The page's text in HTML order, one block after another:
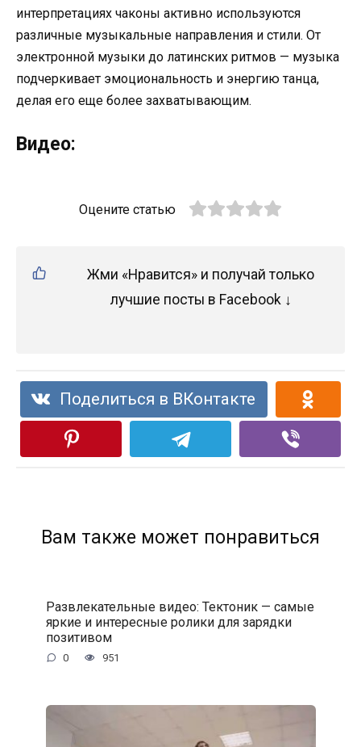
интерпретациях чаконы активно используются
различные музыкальные направления и стили. От
электронной музыки до латинских ритмов — музыка
подчеркивает эмоциональность и энергию танца,
делая его еще более захватывающим.
Видео:
Оцените статью
Жми «Нравится» и получай только
лучшие посты в Facebook ↓
Поделиться в ВКонтакте
Вам также может понравиться
Развлекательные видео: Тектоник — самые
яркие и интересные ролики для зарядки
позитивом
0 951